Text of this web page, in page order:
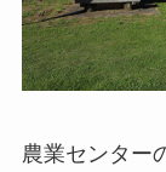
農業センター